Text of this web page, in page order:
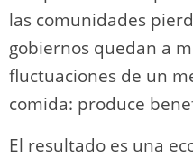
las comunidades
gobiernos quedan a
fluctuaciones de un
comida: produce
El resultado es una